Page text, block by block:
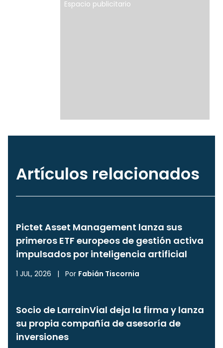
Espacio publicitario
Artículos relacionados
Pictet Asset Management lanza sus
primeros ETF europeos de gestión activa
impulsados por inteligencia artificial
1 JUL, 2026 | Por Fabián Tiscornia
Socio de LarrainVial deja la firma y lanza
su propia compañía de asesoría de
inversiones